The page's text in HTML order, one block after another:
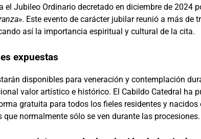
el Jubileo Ordinario decretado en diciembre de 2024
. Este evento de carácter jubilar reunió a más de
así la importancia espiritual y cultural de la cita.
expuestas
disponibles para veneración y contemplación
valor artístico e histórico. El Cabildo Catedral ha
gratuita para todos los fieles residentes y nacidos
que normalmente sólo se ven durante las procesiones.